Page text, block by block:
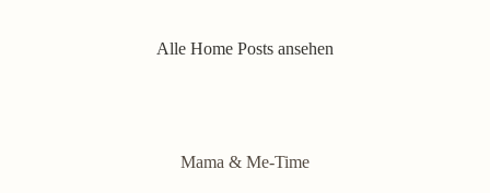
Alle Home Posts ansehen
Mama & Me-Time